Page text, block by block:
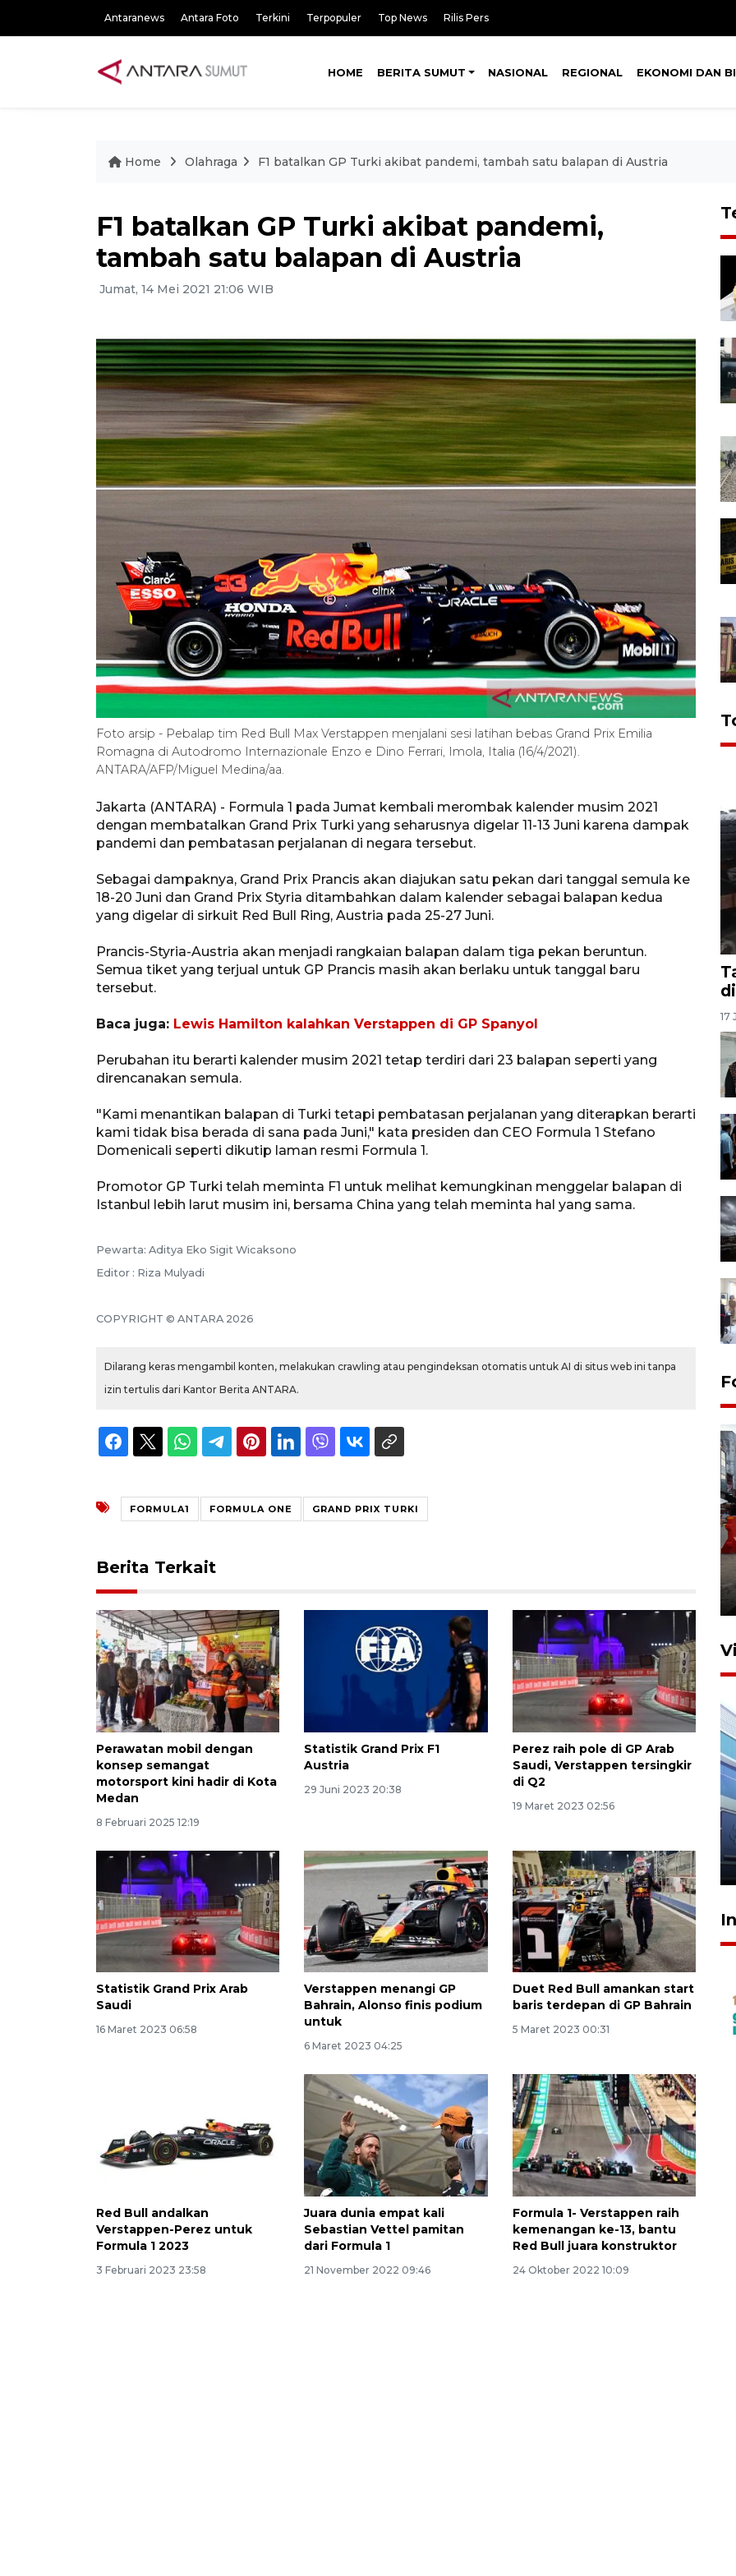
Antaranews Antara Foto Terkini Terpopuler Top News Rilis Pers
HOME BERITA SUMUT NASIONAL REGIONAL EKONOMI DAN
Home Olahraga F1 batalkan GP Turki akibat pandemi, tambah satu balapan di Austria
F1 batalkan GP Turki akibat pandemi,
tambah satu balapan di Austria
Jumat, 14 Mei 2021 21:06 WIB
Foto arsip - Pebalap tim Red Bull Max Verstappen menjalani sesi latihan bebas Grand Prix Emilia
Romagna di Autodromo Internazionale Enzo e Dino Ferrari, Imola, Italia (16/4/2021).
ANTARA/AFP/Miguel Medina/aa.
Jakarta (ANTARA) - Formula 1 pada Jumat kembali merombak kalender musim 2021
dengan membatalkan Grand Prix Turki yang seharusnya digelar 11-13 Juni karena dampak
pandemi dan pembatasan perjalanan di negara tersebut.
Sebagai dampaknya, Grand Prix Prancis akan diajukan satu pekan dari tanggal semula ke
18-20 Juni dan Grand Prix Styria ditambahkan dalam kalender sebagai balapan kedua
yang digelar di sirkuit Red Bull Ring, Austria pada 25-27 Juni.
Prancis-Styria-Austria akan menjadi rangkaian balapan dalam tiga pekan beruntun.
Semua tiket yang terjual untuk GP Prancis masih akan berlaku untuk tanggal baru
tersebut.
Baca juga: Lewis Hamilton kalahkan Verstappen di GP Spanyol
Perubahan itu berarti kalender musim 2021 tetap terdiri dari 23 balapan seperti yang
direncanakan semula.
"Kami menantikan balapan di Turki tetapi pembatasan perjalanan yang diterapkan berarti
kami tidak bisa berada di sana pada Juni," kata presiden dan CEO Formula 1 Stefano
Domenicali seperti dikutip laman resmi Formula 1.
Promotor GP Turki telah meminta F1 untuk melihat kemungkinan menggelar balapan di
Istanbul lebih larut musim ini, bersama China yang telah meminta hal yang sama.
Pewarta: Aditya Eko Sigit Wicaksono
Editor : Riza Mulyadi
COPYRIGHT © ANTARA 2026
Dilarang keras mengambil konten, melakukan crawling atau pengindeksan otomatis untuk AI di situs web ini tanpa
izin tertulis dari Kantor Berita ANTARA.
FORMULA1 FORMULA ONE GRAND PRIX TURKI
Berita Terkait
Perawatan mobil dengan
konsep semangat
motorsport kini hadir di Kota
Medan
8 Februari 2025 12:19
Statistik Grand Prix F1
Austria
29 Juni 2023 20:38
Perez raih pole di GP Arab
Saudi, Verstappen tersingkir
di Q2
19 Maret 2023 02:56
Statistik Grand Prix Arab
Saudi
16 Maret 2023 06:58
Verstappen menangi GP
Bahrain, Alonso finis podium
untuk
6 Maret 2023 04:25
Duet Red Bull amankan start
baris terdepan di GP Bahrain
5 Maret 2023 00:31
Red Bull andalkan
Verstappen-Perez untuk
Formula 1 2023
3 Februari 2023 23:58
Juara dunia empat kali
Sebastian Vettel pamitan
dari Formula 1
21 November 2022 09:46
Formula 1- Verstappen raih
kemenangan ke-13, bantu
Red Bull juara konstruktor
24 Oktober 2022 10:09
17
IDAI perkuat kompetensi
23 Juli 2026 20:04